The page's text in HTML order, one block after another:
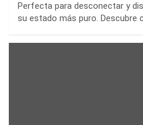
Perfecta para desconectar y
su estado más puro. Descubre